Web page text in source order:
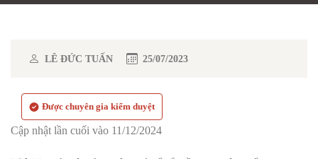
LÊ ĐỨC TUẤN 25/07/2023
Được chuyên gia kiểm duyệt
Cập nhật lần cuối vào 11/12/2024